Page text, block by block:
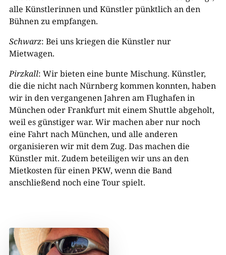
alle Künstlerinnen und Künstler pünktlich an den
Bühnen zu empfangen.
Schwarz: Bei uns kriegen die Künstler nur
Mietwagen.
Pirzkall: Wir bieten eine bunte Mischung. Künstler,
die die nicht nach Nürnberg kommen konnten, haben
wir in den vergangenen Jahren am Flughafen in
München oder Frankfurt mit einem Shuttle abgeholt,
weil es günstiger war. Wir machen aber nur noch
eine Fahrt nach München, und alle anderen
organisieren wir mit dem Zug. Das machen die
Künstler mit. Zudem beteiligen wir uns an den
Mietkosten für einen PKW, wenn die Band
anschließend noch eine Tour spielt.